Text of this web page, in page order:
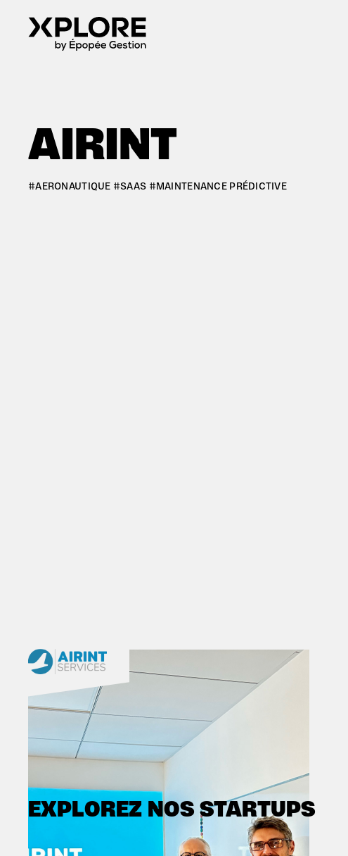
AIRINT
#AERONAUTIQUE #SAAS #MAINTENANCE PRÉDICTIVE
EXPLOREZ NOS STARTUPS